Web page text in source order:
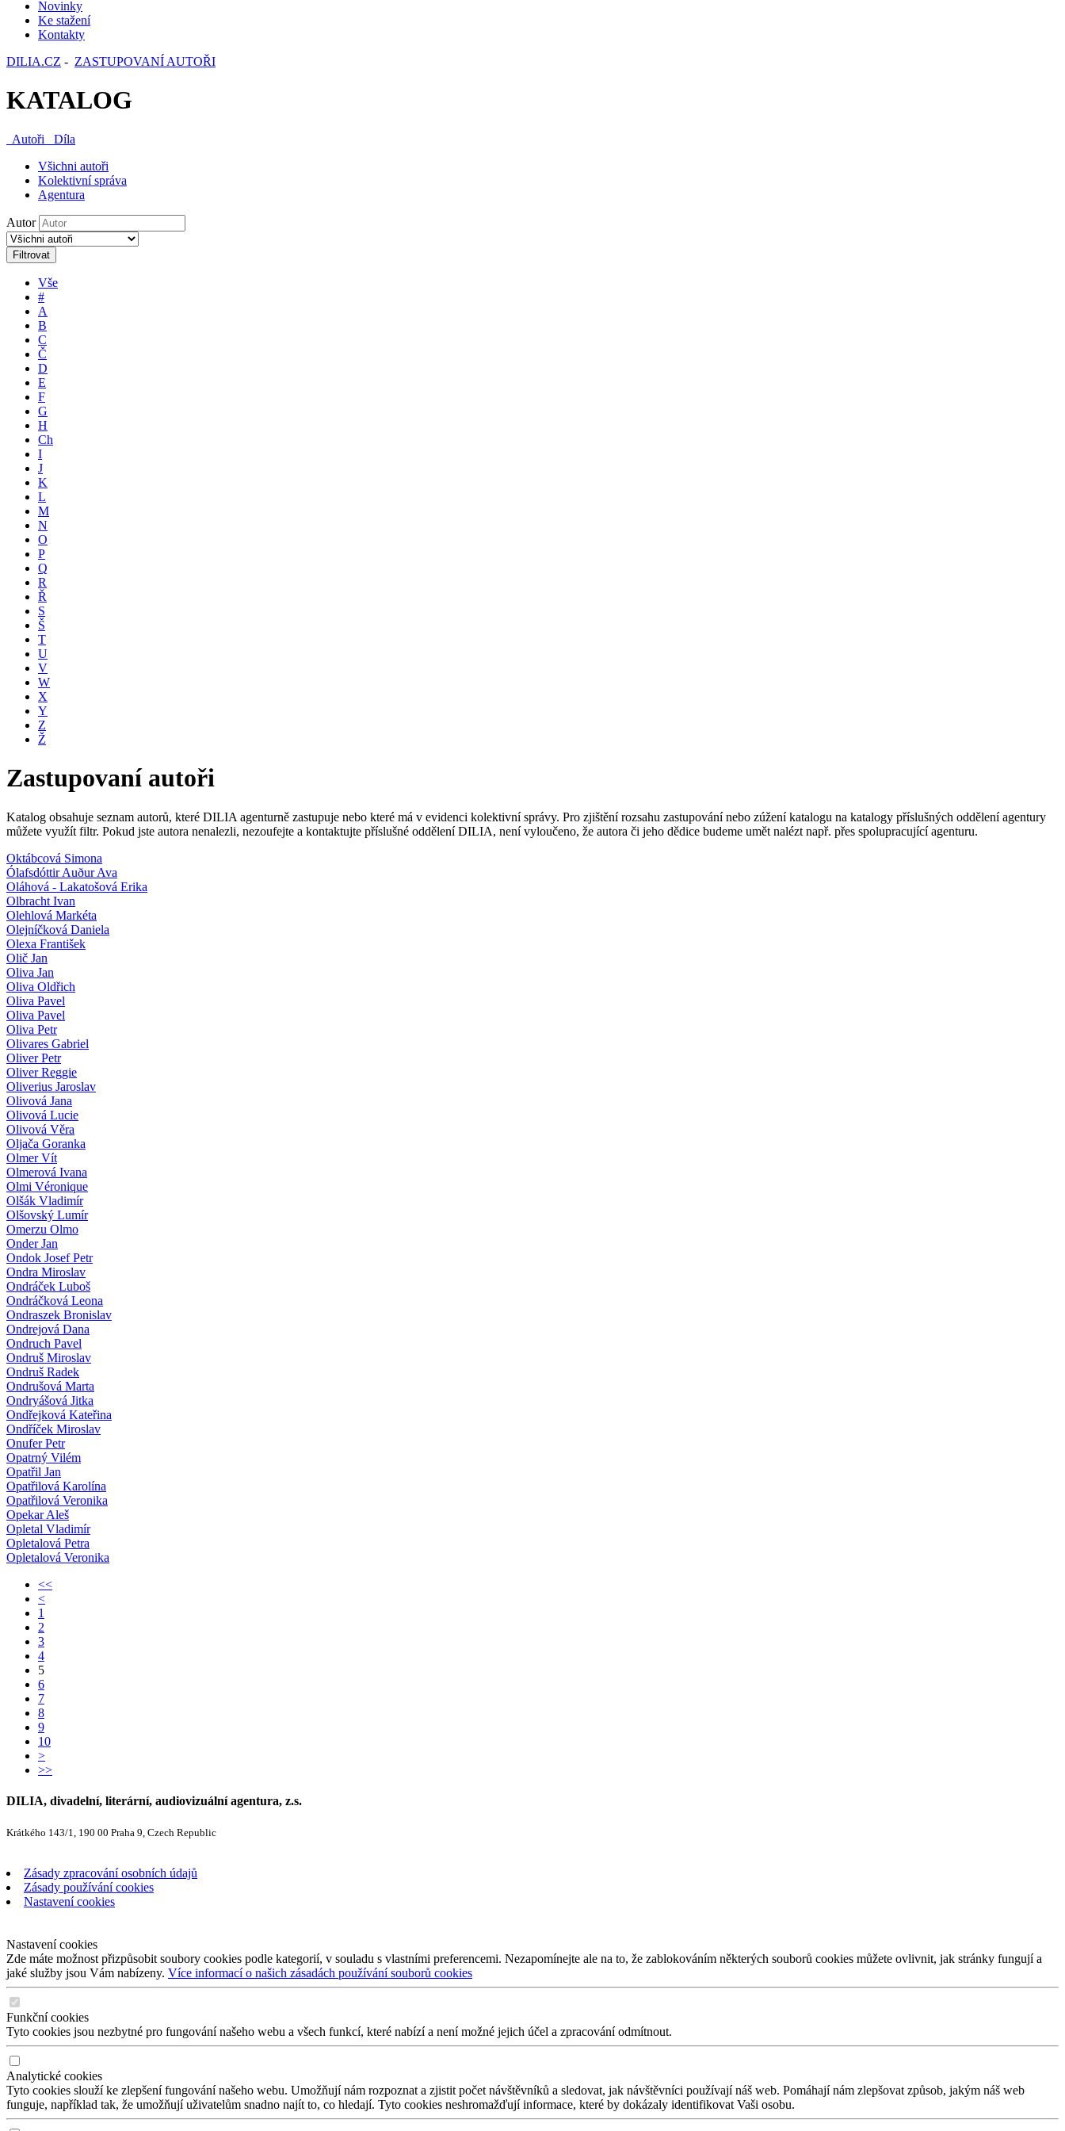
Novinky
Ke stažení
Kontakty
DILIA.CZ - ZASTUPOVANÍ AUTOŘI
KATALOG
Autoři
Díla
Všichni autoři
Kolektivní správa
Agentura
Autor
Filtrovat
Vše
#
A
B
C
Č
D
E
F
G
H
Ch
I
J
K
L
M
N
O
P
Q
R
Ř
S
Š
T
U
V
W
X
Y
Z
Ž
Zastupovaní autoři
Katalog obsahuje seznam autorů, které DILIA agenturně zastupuje nebo které má v evidenci kolektivní správy. Pro zjištění rozsahu zastupování nebo zúžení katalogu na katalogy příslušných oddělení agentury
můžete využít filtr. Pokud jste autora nenalezli, nezoufejte a kontaktujte příslušné oddělení DILIA, není vyloučeno, že autora či jeho dědice budeme umět nalézt např. přes spolupracující agenturu.
Oktábcová Simona
Ólafsdóttir Auður Ava
Oláhová - Lakatošová Erika
Olbracht Ivan
Olehlová Markéta
Olejníčková Daniela
Olexa František
Olič Jan
Oliva Jan
Oliva Oldřich
Oliva Pavel
Oliva Pavel
Oliva Petr
Olivares Gabriel
Oliver Petr
Oliver Reggie
Oliverius Jaroslav
Olivová Jana
Olivová Lucie
Olivová Věra
Oljača Goranka
Olmer Vít
Olmerová Ivana
Olmi Véronique
Olšák Vladimír
Olšovský Lumír
Omerzu Olmo
Onder Jan
Ondok Josef Petr
Ondra Miroslav
Ondráček Luboš
Ondráčková Leona
Ondraszek Bronislav
Ondrejová Dana
Ondruch Pavel
Ondruš Miroslav
Ondruš Radek
Ondrušová Marta
Ondryášová Jitka
Ondřejková Kateřina
Ondříček Miroslav
Onufer Petr
Opatrný Vilém
Opatřil Jan
Opatřilová Karolína
Opatřilová Veronika
Opekar Aleš
Opletal Vladimír
Opletalová Petra
Opletalová Veronika
<<
<
1
2
3
4
5
6
7
8
9
10
>
>>
DILIA, divadelní, literární, audiovizuální agentura, z.s.
Krátkého 143/1, 190 00 Praha 9, Czech Republic
Zásady zpracování osobních údajů
Zásady používání cookies
Nastavení cookies
Nastavení cookies
Zde máte možnost přizpůsobit soubory cookies podle kategorií, v souladu s vlastními preferencemi. Nezapomínejte ale na to, že zablokováním některých souborů cookies můžete ovlivnit, jak stránky fungují a
jaké služby jsou Vám nabízeny. Více informací o našich zásadách používání souborů cookies
Funkční cookies
Tyto cookies jsou nezbytné pro fungování našeho webu a všech funkcí, které nabízí a není možné jejich účel a zpracování odmítnout.
Analytické cookies
Tyto cookies slouží ke zlepšení fungování našeho webu. Umožňují nám rozpoznat a zjistit počet návštěvníků a sledovat, jak návštěvníci používají náš web. Pomáhají nám zlepšovat způsob, jakým náš web
funguje, například tak, že umožňují uživatelům snadno najít to, co hledají. Tyto cookies neshromažďují informace, které by dokázaly identifikovat Vaši osobu.